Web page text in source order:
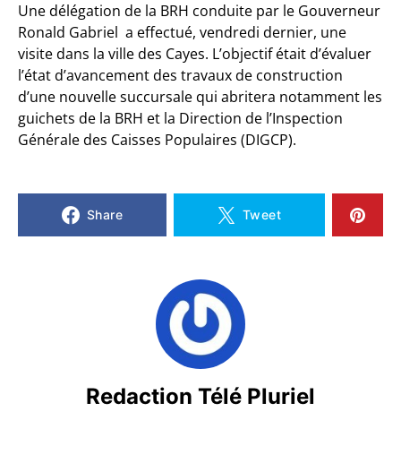
Une délégation de la BRH conduite par le Gouverneur
Ronald Gabriel a effectué, vendredi dernier, une
visite dans la ville des Cayes. L’objectif était d’évaluer
l’état d’avancement des travaux de construction
d’une nouvelle succursale qui abritera notamment les
guichets de la BRH et la Direction de l’Inspection
Générale des Caisses Populaires (DIGCP).
Share Tweet
Redaction Télé Pluriel